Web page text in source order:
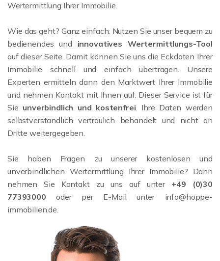
Wertermittlung Ihrer Immobilie.
Wie das geht? Ganz einfach: Nutzen Sie unser bequem zu
bedienendes und innovatives Wertermittlungs-Tool
auf dieser Seite. Damit können Sie uns die Eckdaten Ihrer
Immobilie schnell und einfach übertragen. Unsere
Experten ermitteln dann den Marktwert Ihrer Immobilie
und nehmen Kontakt mit Ihnen auf. Dieser Service ist für
Sie unverbindlich und kostenfrei. Ihre Daten werden
selbstverständlich vertraulich behandelt und nicht an
Dritte weitergegeben.
Sie haben Fragen zu unserer kostenlosen und
unverbindlichen Wertermittlung Ihrer Immobilie? Dann
nehmen Sie Kontakt zu uns auf unter+49 (0)30
77393000 oder per E-Mail unter info@hoppe-
immobilien.de.